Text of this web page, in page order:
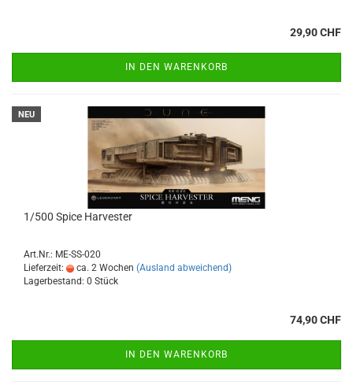
29,90 CHF
IN DEN WARENKORB
NEU
1/500 Spice Harvester
Art.Nr.: ME-SS-020
Lieferzeit:
ca. 2 Wochen (Ausland abweichend)
Lagerbestand: 0 Stück
74,90 CHF
IN DEN WARENKORB